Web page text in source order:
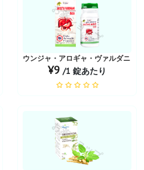
お薬ショップ
ウンジャ・アロギャ・ヴァルダニ・
¥9 /1 錠あたり
お薬ショップ